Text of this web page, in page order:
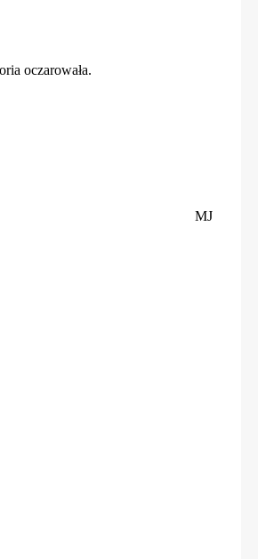
oczarowała.
MJ